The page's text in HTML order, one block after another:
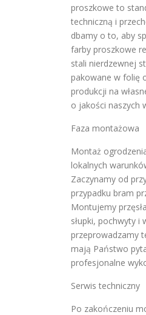
proszkowe to
techniczną i
dbamy o to, aby
farby proszkowe
stali nierdzewnej
pakowane w folię
produkcji na
o jakości naszych
Faza montażowa
Montaż
lokalnych
Zaczynamy od
przypadku bram
Montujemy
słupki, pochwyty i
przeprowadzamy
mają Państwo
profesjonalne
Serwis techniczny
Po zakończeniu